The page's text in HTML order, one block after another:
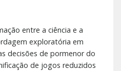
entre a ciência e a
exploratória em
decisões de pormenor do
de jogos reduzidos